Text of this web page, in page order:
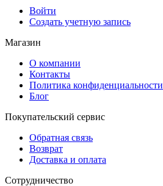
Войти
Создать учетную запись
Магазин
О компании
Контакты
Политика конфиденциальности
Блог
Покупательский сервис
Обратная связь
Возврат
Доставка и оплата
Сотрудничество